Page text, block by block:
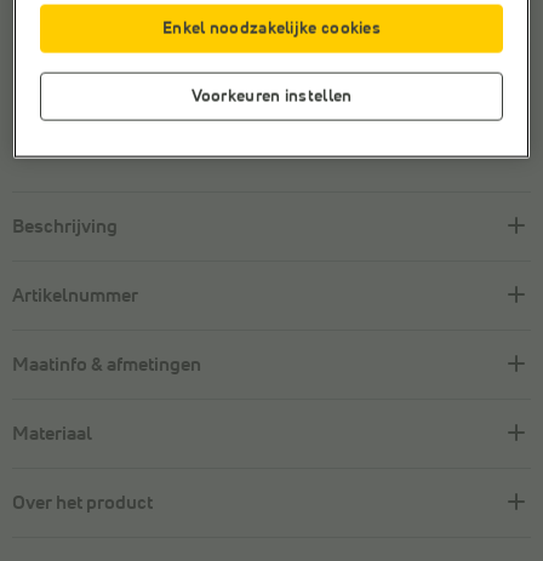
Veilig online betalen
Gratis retournerenmet retourlabel
Beschrijving
Artikelnummer
Maatinfo & afmetingen
Materiaal
Over het product
Voorkeuren instellen
Enkel noodzakelijke cookies